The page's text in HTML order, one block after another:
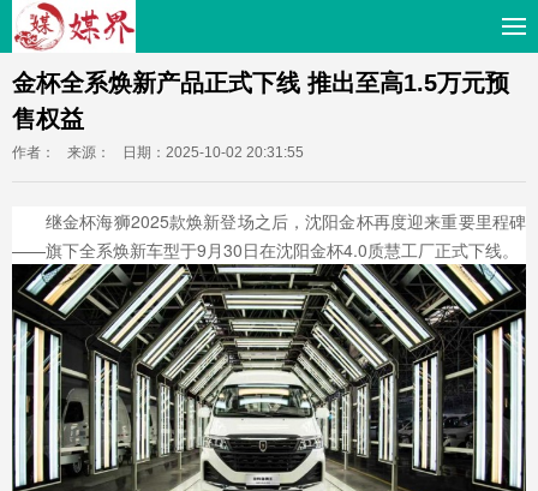
金杯全系焕新产品正式下线 推出至高1.5万元预
售权益
作者： 来源： 日期：2025-10-02 20:31:55
继金杯海狮2025款焕新登场之后，沈阳金杯再度迎来重要里程碑
——旗下全系焕新车型于9月30日在沈阳金杯4.0质慧工厂正式下线。